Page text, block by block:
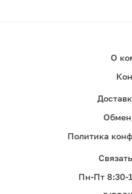
О
Политика
Пн-Пт 8:30-